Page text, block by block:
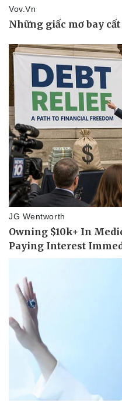
Doanh nghiệp
Thông tin doanh nghiệp
Doanh nghiệp 24h
Doanh nhân
Vì cộng đồng